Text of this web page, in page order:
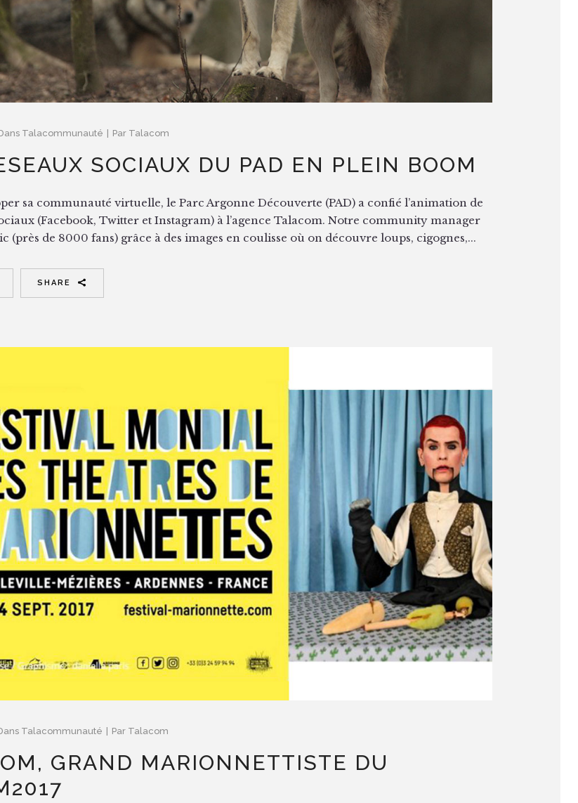
Talacommunauté Par Talacom
SOCIAUX DU PAD EN PLEIN BOOM
sa communauté virtuelle, le Parc Argonne Découverte (PAD) a confié l’animation de
(Facebook, Twitter et Instagram) à l’agence Talacom. Notre community manager
(près de 8000 fans) grâce à des images en coulisse où on découvre loups, cigognes,...
SHARE
Talacommunauté Par Talacom
GRAND MARIONNETTISTE DU